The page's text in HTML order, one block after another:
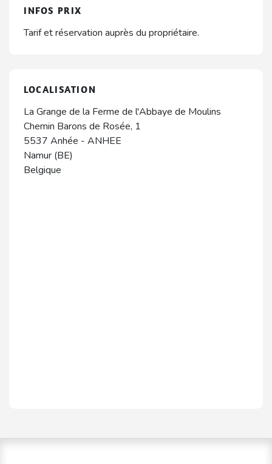
INFOS PRIX
Tarif et réservation auprès du propriétaire.
LOCALISATION
La Grange de la Ferme de l'Abbaye de Moulins
Chemin Barons de Rosée, 1
5537 Anhée - ANHEE
Namur (BE)
Belgique